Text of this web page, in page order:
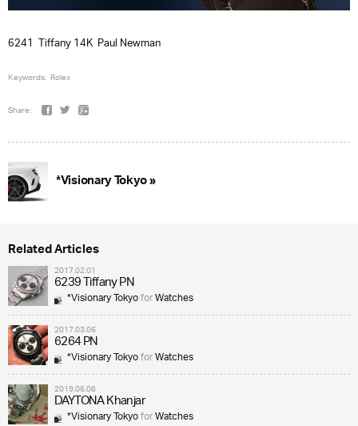
6241 Tiffany 14K Paul Newman
Keywords: Rolex
Share:
*Visionary Tokyo »
Related Articles
2017.02.01
6239 Tiffany PN
*Visionary TokyoforWatches
2017.03.06
6264 PN
*Visionary TokyoforWatches
2019.06.06
DAYTONA Khanjar
*Visionary TokyoforWatches